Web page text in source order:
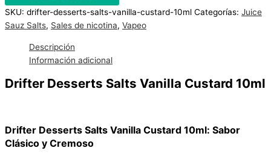
SKU: drifter-desserts-salts-vanilla-custard-10ml Categorías: Juice
Sauz Salts, Sales de nicotina, Vapeo
Descripción
Información adicional
Drifter Desserts Salts Vanilla Custard 10ml
Drifter Desserts Salts Vanilla Custard 10ml: Sabor
Clásico y Cremoso